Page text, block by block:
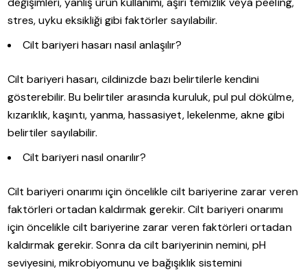
stres, uyku eksikliği gibi faktörler sayılabilir.
Cilt bariyeri hasarı nasıl anlaşılır?
Cilt bariyeri hasarı, cildinizde bazı belirtilerle kendini
gösterebilir. Bu belirtiler arasında kuruluk, pul pul dökülme,
kızarıklık, kaşıntı, yanma, hassasiyet, lekelenme, akne gibi
belirtiler sayılabilir.
Cilt bariyeri nasıl onarılır?
Cilt bariyeri onarımı için öncelikle cilt bariyerine zarar veren
faktörleri ortadan kaldırmak gerekir. Cilt bariyeri onarımı
için öncelikle cilt bariyerine zarar veren faktörleri ortadan
kaldırmak gerekir. Sonra da cilt bariyerinin nemini, pH
seviyesini, mikrobiyomunu ve bağışıklık sistemini